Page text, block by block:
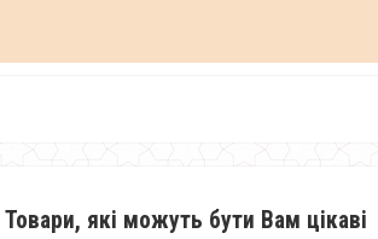
Товари, які можуть бути Вам цікаві